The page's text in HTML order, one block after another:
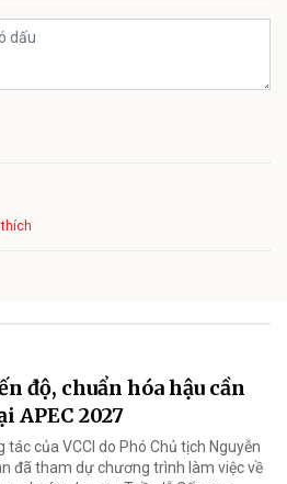
độ, chuẩn hóa hậu cần
APEC 2027
của VCCI do Phó Chủ tịch Nguyễn
đã tham dự chương trình làm việc về